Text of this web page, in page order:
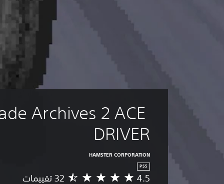
Archives 2 ACE
DRIVER
HAMSTER CORPORATION
PS5
م
4.5